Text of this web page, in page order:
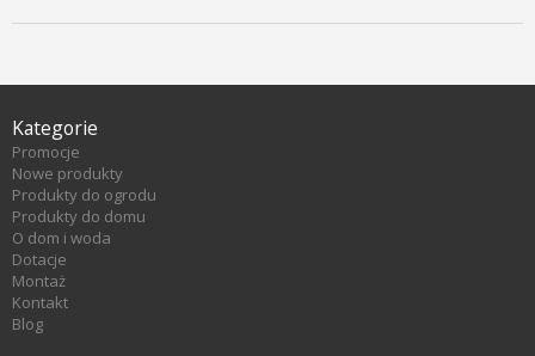
Kategorie
Promocje
Nowe produkty
Produkty do ogrodu
Produkty do domu
O dom i woda
Dotacje
Montaż
Kontakt
Blog